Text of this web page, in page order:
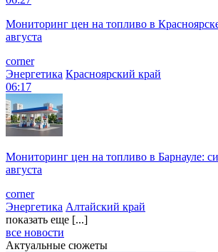
Мониторинг цен на топливо в
августа
corner
Энергетика Красноярский край
06:17
Мониторинг цен на топливо в Барнауле:
августа
corner
Энергетика Алтайский край
показать еще [...]
все новости
Актуальные сюжеты